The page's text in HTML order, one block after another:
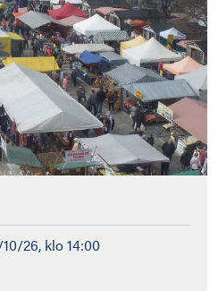
26, klo 14:00